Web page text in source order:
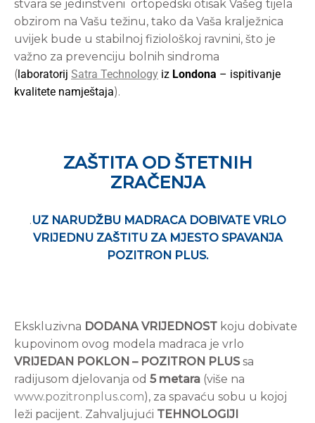
stvara se jedinstveni ortopedski otisak Vašeg tijela
obzirom na Vašu težinu, tako da Vaša kralježnica
uvijek bude u stabilnoj fiziološkoj ravnini, što je
važno za prevenciju bolnih sindroma
(laboratorij Satra Technology iz Londona – ispitivanje
kvalitete namještaja).
ZAŠTITA OD ŠTETNIH
ZRAČENJA
.UZ NARUDŽBU MADRACA DOBIVATE VRLO
VRIJEDNU ZAŠTITU ZA MJESTO SPAVANJA
POZITRON PLUS.
Ekskluzivna DODANA VRIJEDNOST koju dobivate
kupovinom ovog modela madraca je vrlo
VRIJEDAN POKLON – POZITRON PLUSsa
radijusom djelovanja od 5 metara (više na
www.pozitronplus.com), za spavaću sobu u kojoj
leži pacijent. Zahvaljujući TEHNOLOGIJI